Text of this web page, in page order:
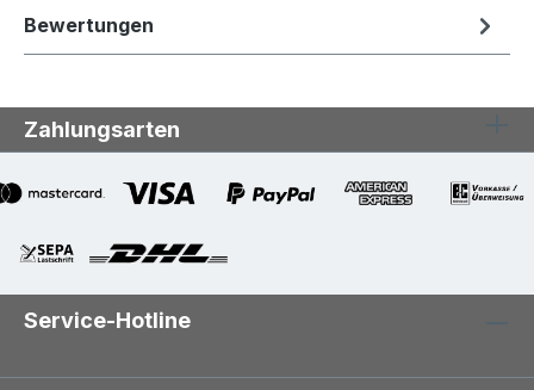
Bewertungen
Zahlungsarten
Service-Hotline